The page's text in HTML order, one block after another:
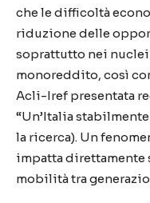
che le difficoltà
riduzione delle
soprattutto nei
monoreddito, così
Acli-Iref presentata
“Un’Italia
la ricerca). Un
impatta direttamente
mobilità tra